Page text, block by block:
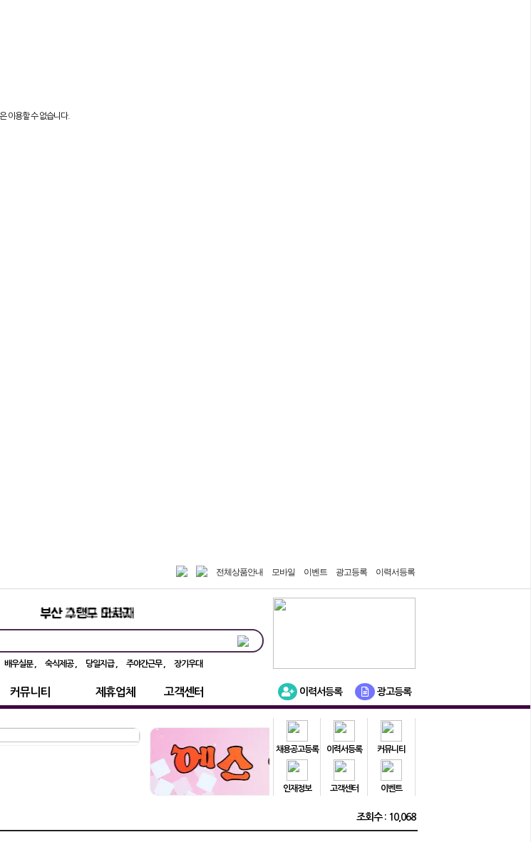
이용할 수 없습니다.
전체상품안내 모바일 이벤트 광고등록 이력서등록
해운대 타이
부산 그랜드 마사지
부산 수영구 오로라
배우실분 숙식제공 당일지급 주야간근무 장기우대
커뮤니티 제휴업체 고객센터 이력서등록 광고등록
채용공고등록 이력서등록 커뮤니티
인재정보 고객센터 이벤트
조회수 : 10,068